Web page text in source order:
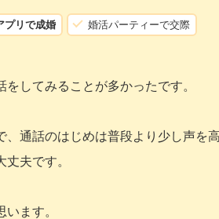
プリで成婚 婚活パーティーで交際
してみることが多かったです。
通話のはじめは普段より少し声を
夫です。
ます。